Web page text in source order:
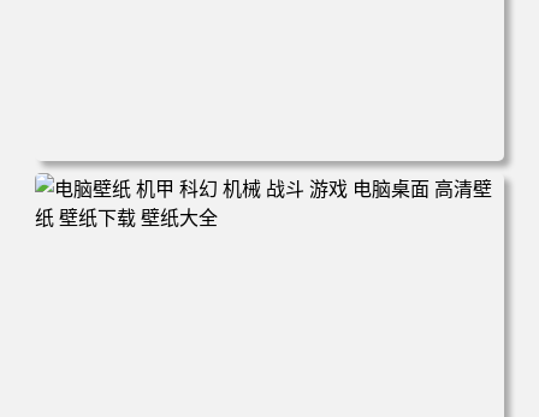
电脑壁纸 汽车 宾利 车辆 简单背景 黑色汽车 电脑桌面 高清
壁纸 壁纸下载 壁纸大全